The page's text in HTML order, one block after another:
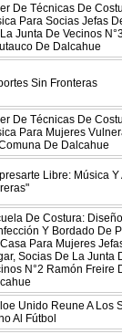
De Técnicas De
Para Socias Jefas
Junta De Vecinos
De Dalcahue
Sin Fronteras
De Técnicas De
Para Mujeres
De Dalcahue
Libre: Música Y
De Costura:
Y Bordado De
Para Mujeres
Socias De La Junta
N°2 Ramón Freire
Unido Reune A Los
Al Fútbol